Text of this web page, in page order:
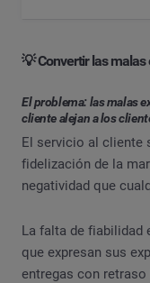
💡 Convertir las
El problema: las malas
cliente alejan a los
El servicio al cliente
fidelización de la
negatividad que
La falta de fiabilidad
que expresan sus
entregas con